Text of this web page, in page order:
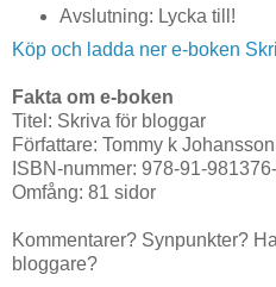
Avslutning: Lycka till!
Köp och ladda ner e-boken
Fakta om e-boken
Titel: Skriva för bloggar
Författare: Tommy k Johansson
ISBN-nummer: 978-91-
Omfång: 81 sidor
Kommentarer? Synpunkter?
bloggare?